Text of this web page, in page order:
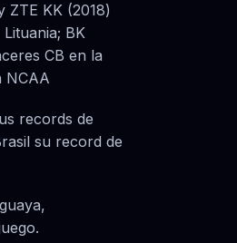
ZTE KK (2018)
BK
CB en la
NCAA
records de
su record de